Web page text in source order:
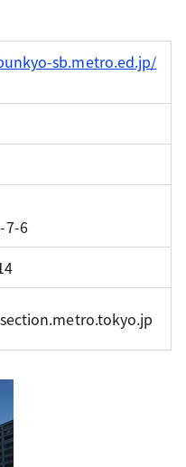
sb.metro.ed.jp/
7-6